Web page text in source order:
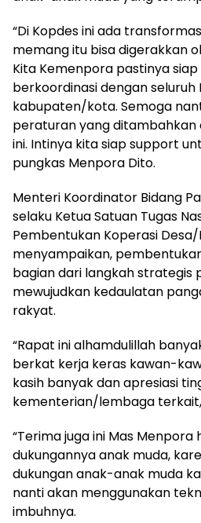
“Di Kopdes ini ada
memang itu bisa digerakkan
Kita Kemenpora pastinya siap
berkoordinasi dengan seluruh
kabupaten/kota. Semoga
peraturan yang ditambahkan
ini. Intinya kita siap support
pungkas Menpora Dito.
Menteri Koordinator Bidang
selaku Ketua Satuan Tugas
Pembentukan Koperasi
menyampaikan,
bagian dari langkah strategis
mewujudkan kedaulatan
rakyat.
“Rapat ini alhamdulillah
berkat kerja keras kawan-
kasih banyak dan apresiasi
kementerian/lembaga
“Terima juga ini Mas
dukungannya anak muda,
dukungan anak-anak muda
nanti akan menggunakan
imbuhnya.